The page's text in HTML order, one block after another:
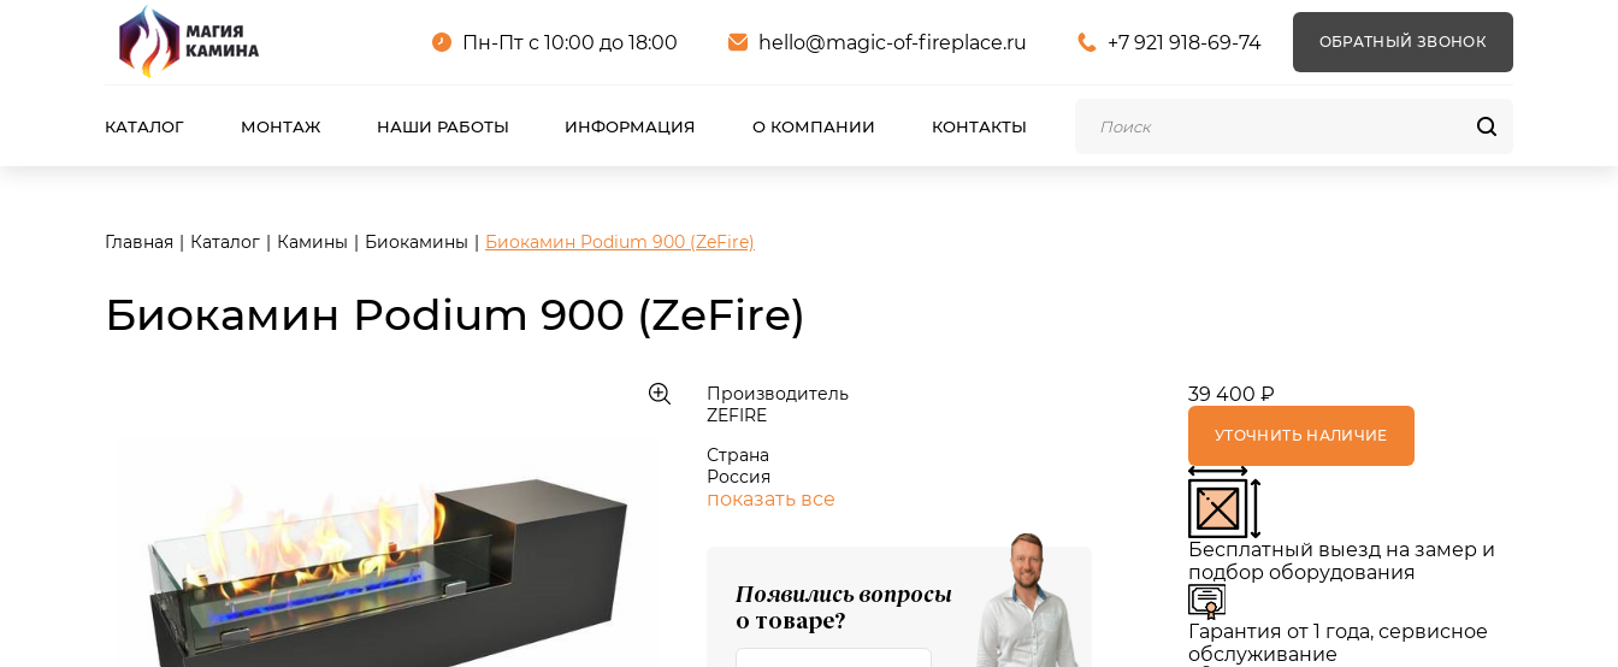
<meta name="robots" content="noindex, follow"/>
Пн-Пт с 10:00 до 18:00
hello@magic-of-fireplace.ru +7 921 918-69-74 ОБРАТНЫЙ ЗВОНОК
КАТАЛОГ МОНТАЖ НАШИ РАБОТЫ ИНФОРМАЦИЯ О КОМПАНИИ КОНТАКТЫ
Главная Каталог Камины Биокамины Биокамин Podium 900 (ZeFire)
Биокамин Podium 900 (ZeFire)
Производитель
ZEFIRE
Страна
Россия
показать все
Появились вопросы
о товаре?
39 400 ₽
УТОЧНИТЬ НАЛИЧИЕ
Бесплатный выезд на замер и
подбор оборудования
Гарантия от 1 года, сервисное
обслуживание